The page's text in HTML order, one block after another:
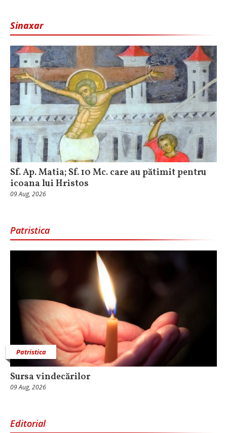
Sinaxar
Sf. Ap. Matia; Sf. 10 Mc. care au pătimit pentru
icoana lui Hristos
09 Aug, 2026
Patristica
Patristica
Sursa vindecărilor
09 Aug, 2026
Editorial